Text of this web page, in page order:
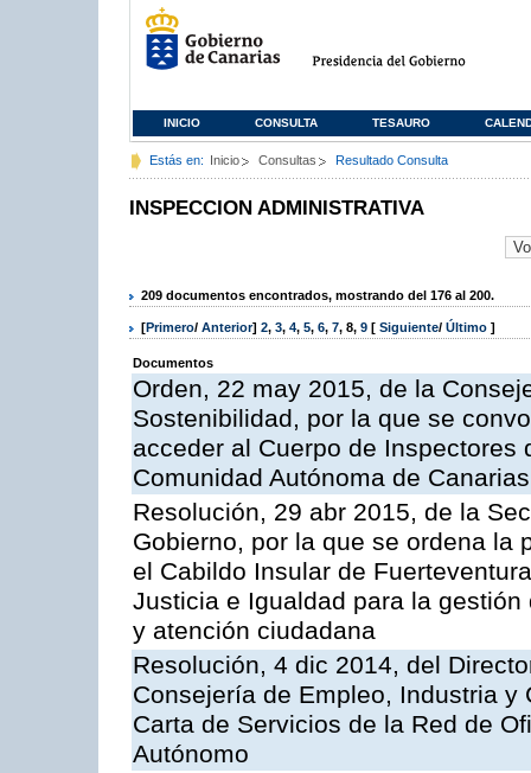
INICIO CONSULTA TESAURO
Estás en: Inicio Consultas Resultado Consulta
INSPECCION ADMINISTRATIVA
209 documentos encontrados, mostrando del 176 al 200.
[Primero/ Anterior] 2, 3, 4, 5, 6, 7, 8, 9 [ Siguiente/ Último ]
Documentos
Orden, 22 may 2015, de la
Sostenibilidad, por la que se
acceder al Cuerpo de
Comunidad Autónoma de Canarias
Resolución, 29 abr 2015, de la
Gobierno, por la que se ordena la
el Cabildo Insular de
Justicia e Igualdad para la
y atención ciudadana
Resolución, 4 dic 2014, del
Consejería de Empleo, Industria
Carta de Servicios de la Red de
Autónomo